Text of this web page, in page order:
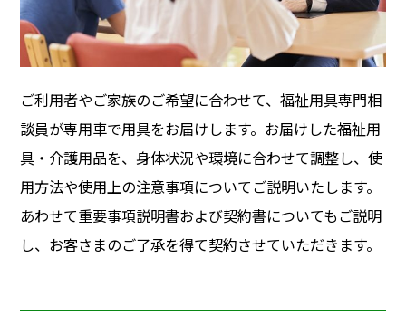
ご利用者やご家族のご希望に合わせて、福祉用具専門相
談員が専用車で用具をお届けします。お届けした福祉用
具・介護用品を、身体状況や環境に合わせて調整し、使
用方法や使用上の注意事項についてご説明いたします。
あわせて重要事項説明書および契約書についてもご説明
し、お客さまのご了承を得て契約させていただきます。